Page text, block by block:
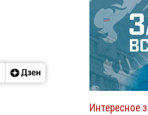
Интересное